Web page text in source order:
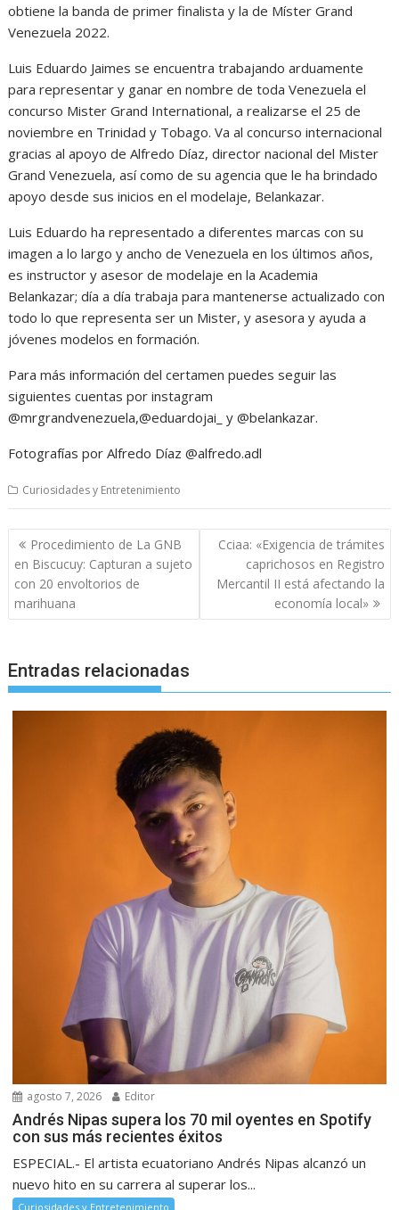
obtiene la banda de primer finalista y la de Míster Grand
Venezuela 2022.
Luis Eduardo Jaimes se encuentra trabajando arduamente
para representar y ganar en nombre de toda Venezuela el
concurso Mister Grand International, a realizarse el 25 de
noviembre en Trinidad y Tobago. Va al concurso internacional
gracias al apoyo de Alfredo Díaz, director nacional del Mister
Grand Venezuela, así como de su agencia que le ha brindado
apoyo desde sus inicios en el modelaje, Belankazar.
Luis Eduardo ha representado a diferentes marcas con su
imagen a lo largo y ancho de Venezuela en los últimos años,
es instructor y asesor de modelaje en la Academia
Belankazar; día a día trabaja para mantenerse actualizado con
todo lo que representa ser un Mister, y asesora y ayuda a
jóvenes modelos en formación.
Para más información del certamen puedes seguir las
siguientes cuentas por instagram
@mrgrandvenezuela,@eduardojai_ y @belankazar.
Fotografías por Alfredo Díaz @alfredo.adl
Curiosidades y Entretenimiento
Navegación
de
entradas
Procedimiento de La GNB
en Biscucuy: Capturan a sujeto
con 20 envoltorios de
marihuana
Cciaa: «Exigencia de trámites
caprichosos en Registro
Mercantil II está afectando la
economía local»
Entradas relacionadas
agosto 7, 2026 Editor
Andrés Nipas supera los 70 mil oyentes en Spotify
con sus más recientes éxitos
ESPECIAL.- El artista ecuatoriano Andrés Nipas alcanzó un
nuevo hito en su carrera al superar los...
Curiosidades y Entretenimiento